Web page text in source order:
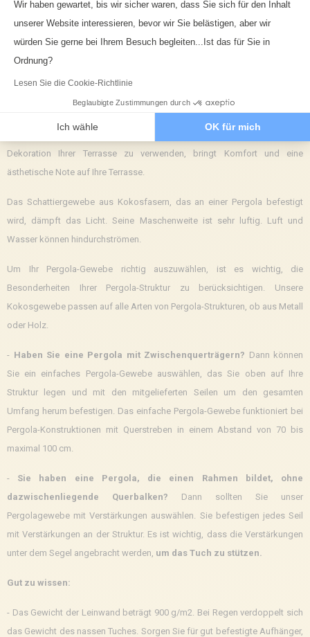
Wir haben gewartet, bis wir sicher waren, dass Sie sich für den Inhalt
unserer Website interessieren, bevor wir Sie belästigen, aber wir
würden Sie gerne bei Ihrem Besuch begleiten...Ist das für Sie in
Ordnung?
Lesen Sie die Cookie-Richtlinie
Beglaubigte Zustimmungen durch
Ich wähle OK für mich
Axeptio consent
Zum Seitenanfang 
Warum sollte man für seine
Pergola eine Beschattung aus
Dekoration Ihrer Terrasse zu verwenden, bringt Komfort und eine
ästhetische Note auf Ihre Terrasse.
Das Schattiergewebe aus Kokosfasern, das an einer Pergola befestigt
wird, dämpft das Licht. Seine Maschenweite ist sehr luftig. Luft und
Wasser können hindurchströmen.
Um Ihr Pergola-Gewebe richtig auszuwählen, ist es wichtig, die
Besonderheiten Ihrer Pergola-Struktur zu berücksichtigen. Unsere
Kokosgewebe passen auf alle Arten von Pergola-Strukturen, ob aus Metall
oder Holz.
- Haben Sie eine Pergola mit Zwischenquerträgern? Dann können
Sie ein einfaches Pergola-Gewebe auswählen, das Sie oben auf Ihre
Struktur legen und mit den mitgelieferten Seilen um den gesamten
Umfang herum befestigen. Das einfache Pergola-Gewebe funktioniert bei
Pergola-Konstruktionen mit Querstreben in einem Abstand von 70 bis
maximal 100 cm.
- Sie haben eine Pergola, die einen Rahmen bildet, ohne
dazwischenliegende Querbalken? Dann sollten Sie unser
Pergolagewebe mit Verstärkungen auswählen. Sie befestigen jedes Seil
mit Verstärkungen an der Struktur. Es ist wichtig, dass die Verstärkungen
unter dem Segel angebracht werden, um das Tuch zu stützen.
Gut zu wissen:
- Das Gewicht der Leinwand beträgt 900 g/m2. Bei Regen verdoppelt sich
das Gewicht des nassen Tuches. Sorgen Sie für gut befestigte Aufhänger,